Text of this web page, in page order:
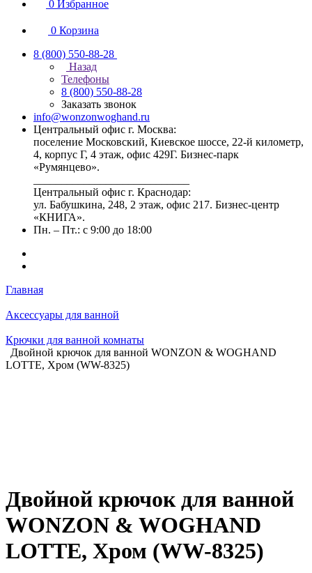
0 Избранное
0 Корзина
8 (800) 550-88-28
Назад
Телефоны
8 (800) 550-88-28
Заказать звонок
info@wonzonwoghand.ru
Центральный офис г. Москва:
поселение Московский, Киевское шоссе, 22-й километр,
4, корпус Г, 4 этаж, офис 429Г. Бизнес-парк
«Румянцево».
Центральный офис г. Краснодар:
ул. Бабушкина, 248, 2 этаж, офис 217. Бизнес-центр
«КНИГА».
Пн. – Пт.: с 9:00 до 18:00
Главная
Аксессуары для ванной
Крючки для ванной комнаты
Двойной крючок для ванной WONZON & WOGHAND
LOTTE, Хром (WW-8325)
Двойной крючок для ванной
WONZON & WOGHAND
LOTTE, Хром (WW-8325)